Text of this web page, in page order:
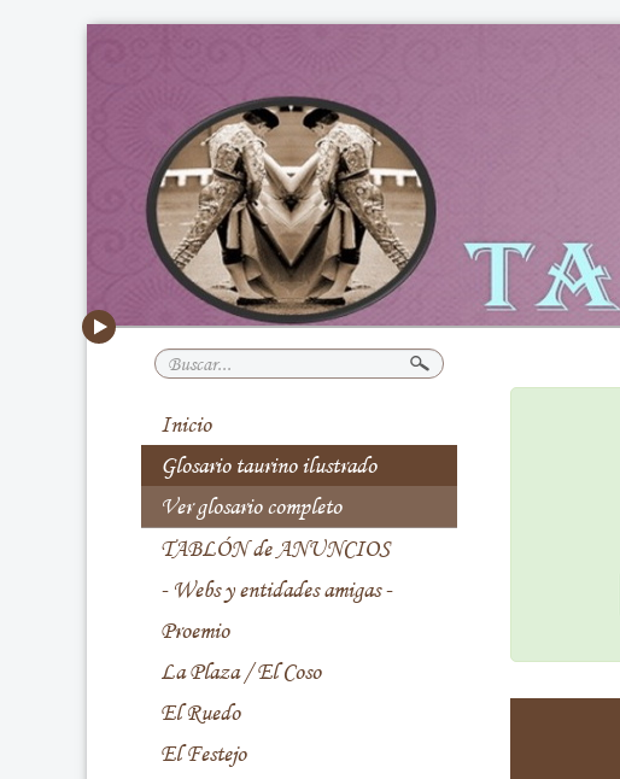
Buscar...
Inicio
Glosario taurino ilustrado
Ver glosario completo
TABLÓN de ANUNCIOS
- Webs y entidades amigas -
Proemio
La Plaza / El Coso
El Ruedo
El Festejo